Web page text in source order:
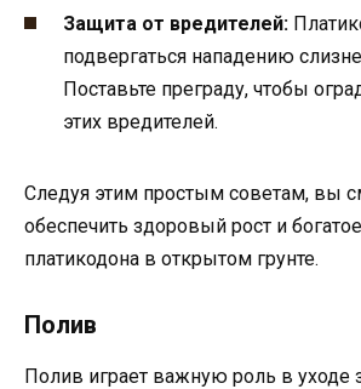
Защита от вредителей:
подвергаться нападению
Поставьте преграду, чтобы
этих вредителей.
Следуя этим простым советам, вы
обеспечить здоровый рост и
платикодона в открытом грунте.
Полив
Полив играет важную роль в уходе